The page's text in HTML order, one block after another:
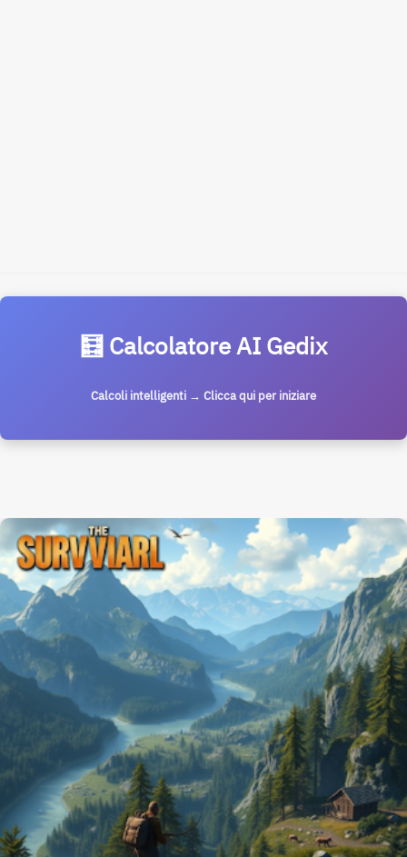
🧮 Calcolatore AI Gedix
Calcoli intelligenti → Clicca qui per iniziare